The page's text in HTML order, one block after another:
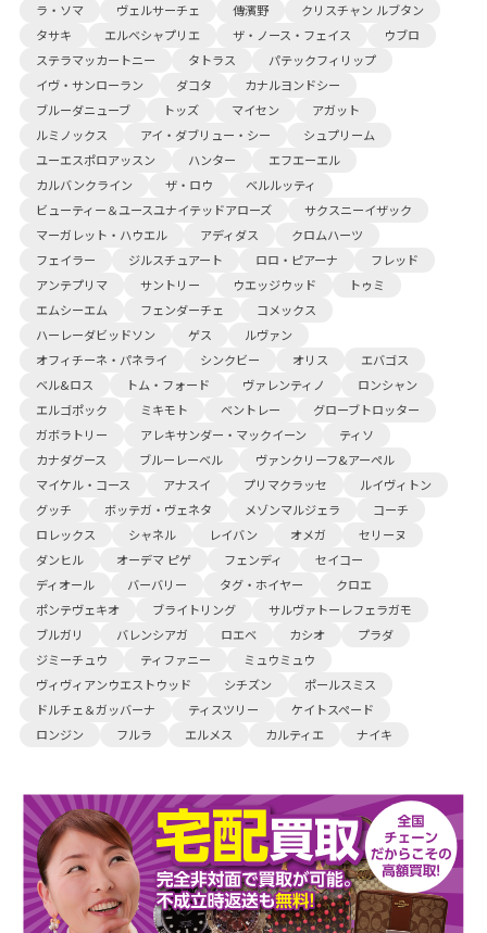
ラ・ソマ
ヴェルサーチェ 傳濱野
クリスチャン ルブタン
タサキ
エルベシャプリエ ザ・ノース・フェイス
ウブロ
ステラマッカートニー
タトラス
パテックフィリップ
イヴ・サンローラン
ダコタ
カナルヨンドシー
ブルーダニューブ
トッズ マイセン
アガット
ルミノックス
アイ・ダブリュー・シー
シュプリーム
ユーエスポロアッスン
ハンター
エフエーエル
カルバンクライン
ザ・ロウ
ベルルッティ
ビューティー＆ユースユナイテッドアローズ
サクスニーイザック
マーガレット・ハウエル
アディダス
クロムハーツ
フェイラー
ジルスチュアート ロロ・ピアーナ
フレッド
アンテプリマ
サントリー ウエッジウッド
トゥミ
エムシーエム
フェンダーチェ
コメックス
ハーレーダビッドソン
ゲス
ルヴァン
オフィチーネ・パネライ
シンクビー オリス
エバゴス
ベル&ロス
トム・フォード ヴァレンティノ
ロンシャン
エルゴポック
ミキモト ベントレー
グローブトロッター
ガボラトリー
アレキサンダー・マックイーン
ティソ
カナダグース
ブルーレーベル
ヴァンクリーフ&アーペル
マイケル・コース
アナスイ プリマクラッセ
ルイヴィトン
グッチ
ボッテガ・ヴェネタ メゾンマルジェラ
コーチ
ロレックス
シャネル レイバン オメガ
セリーヌ
ダンヒル
オーデマ ピゲ フェンディ
セイコー
ディオール
バーバリー タグ・ホイヤー
クロエ
ポンテヴェキオ
ブライトリング
サルヴァトーレフェラガモ
ブルガリ
バレンシアガ ロエベ カシオ
プラダ
ジミーチュウ
ティファニー
ミュウミュウ
ヴィヴィアンウエストウッド
シチズン
ポールスミス
ドルチェ＆ガッバーナ
ティスツリー
ケイトスペード
ロンジン
フルラ エルメス カルティエ ナイキ